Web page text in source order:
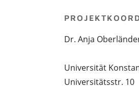
Dr. Anja
Universität
Universitätsstr. 10